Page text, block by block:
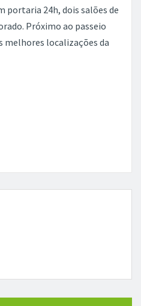
portaria 24h, dois salões de
Próximo ao passeio
melhores localizações da